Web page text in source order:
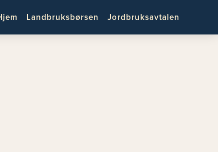
Landbruksbørsen Jordbruksavtalen